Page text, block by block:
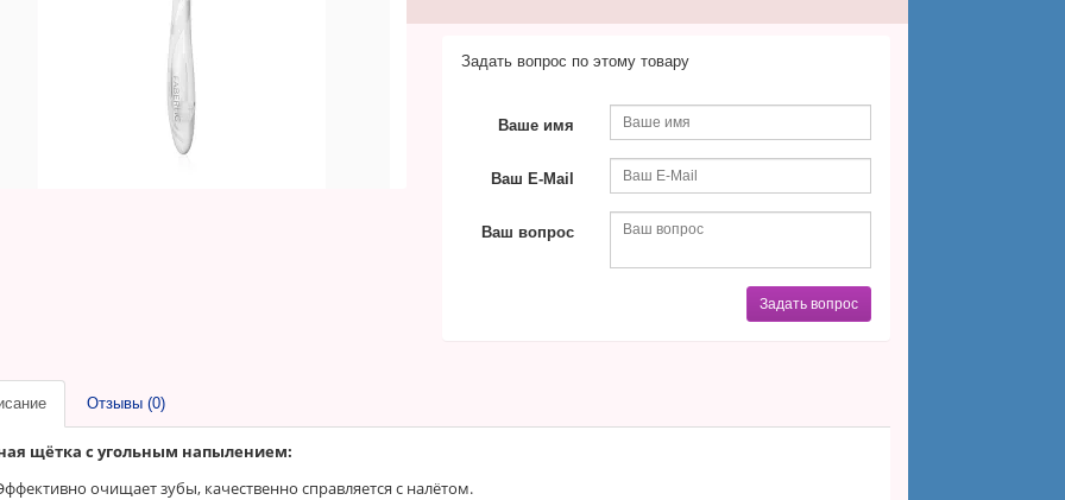
Задать вопрос по этому товару
Ваше имя
Ваш E-Mail
Ваш вопрос
Задать вопрос
Отзывы (0)
щётка с угольным напылением:
очищает зубы, качественно справляется с налётом.